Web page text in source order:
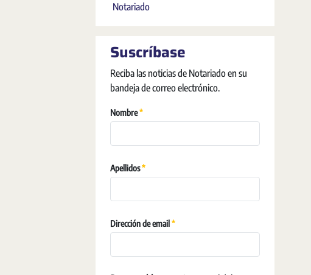
Notariado
Suscríbase
Reciba las noticias de Notariado en su
bandeja de correo electrónico.
Nombre 必需的
Apellidos 必需的
Dirección de email 必需的